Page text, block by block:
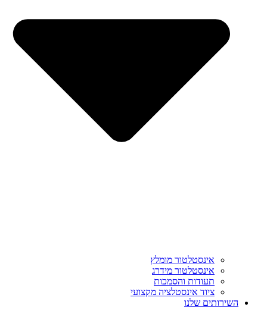
אינסטלטור מומלץ
אינסטלטור מידרג
תעודות והסמכות
ציוד אינסטלציה מקצועי
השירותים שלנו